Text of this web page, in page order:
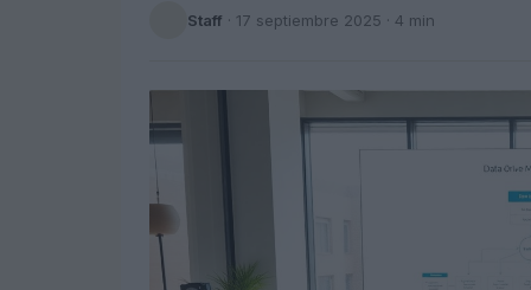
Staff · 17 septiembre 2025 · 4 min